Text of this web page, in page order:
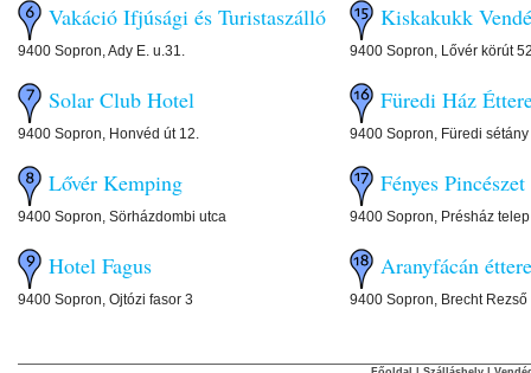
Vakáció Ifjúsági és Turistaszálló
9400 Sopron, Ady E. u.31.
Solar Club Hotel
9400 Sopron, Honvéd út 12.
Lővér Kemping
9400 Sopron, Sörházdombi utca
Hotel Fagus
9400 Sopron, Ojtózi fasor 3
Kiskakukk
9400 Sopron, Lővér körút
Füredi Ház
9400 Sopron, Füredi sétány
Fényes Pincészet
9400 Sopron, Présház telep
Aranyfácán
9400 Sopron, Brecht Rezső